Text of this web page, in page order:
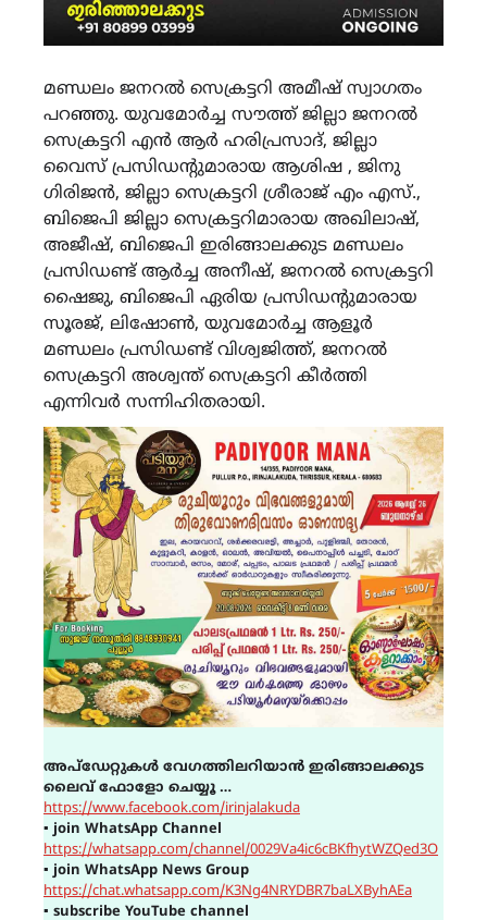
മണ്ഡലം ജനറൽ സെക്രട്ടറി അമീഷ് സ്വാഗതം
പറഞ്ഞു. യുവമോർച്ച സൗത്ത് ജില്ലാ ജനറൽ
സെക്രട്ടറി എൻ ആർ ഹരിപ്രസാദ്, ജില്ലാ
വൈസ് പ്രസിഡൻ്റുമാരായ ആശിഷ , ജിനു
ഗിരിജൻ, ജില്ലാ സെക്രട്ടറി ശ്രീരാജ് എം എസ്.,
ബിജെപി ജില്ലാ സെക്രട്ടറിമാരായ അഖിലാഷ്,
അജീഷ്, ബിജെപി ഇരിങ്ങാലക്കുട മണ്ഡലം
പ്രസിഡണ്ട് ആർച്ച അനീഷ്, ജനറൽ സെക്രട്ടറി
ഷൈജു, ബിജെപി ഏരിയ പ്രസിഡൻ്റുമാരായ
സൂരജ്, ലിഷോൺ, യുവമോർച്ച ആളൂർ
മണ്ഡലം പ്രസിഡണ്ട് വിശ്വജിത്ത്, ജനറൽ
സെക്രട്ടറി അശ്വന്ത് സെക്രട്ടറി കീർത്തി
എന്നിവർ സന്നിഹിതരായി.
അപ്ഡേറ്റുകൾ വേഗത്തിലറിയാൻ ഇരിങ്ങാലക്കുട
ലൈവ് ഫോളോ ചെയ്യൂ …
https://www.facebook.com/irinjalakuda
▪join WhatsApp Channel
https://whatsapp.com/channel/0029Va4ic6cBKfhytWZQed3O
▪join WhatsApp News Group
https://chat.whatsapp.com/K3Ng4NRYDBR7baLXByhAEa
▪ subscribe YouTube channel